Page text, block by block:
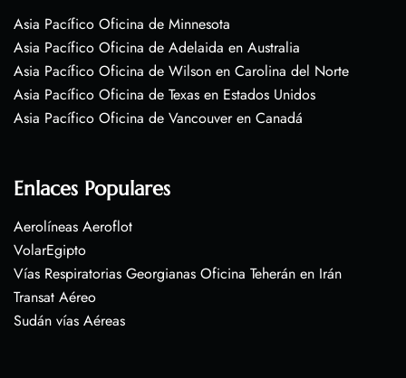
Asia Pacífico Oficina de Minnesota
Asia Pacífico Oficina de Adelaida en Australia
Asia Pacífico Oficina de Wilson en Carolina del Norte
Asia Pacífico Oficina de Texas en Estados Unidos
Asia Pacífico Oficina de Vancouver en Canadá
Enlaces Populares
Aerolíneas Aeroflot
VolarEgipto
Vías Respiratorias Georgianas Oficina Teherán en Irán
Transat Aéreo
Sudán vías Aéreas